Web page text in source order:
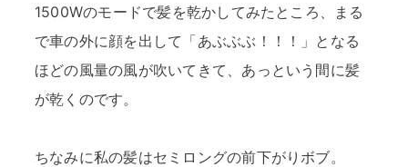
1500Wのモードで髪を乾かしてみたところ、まる
で車の外に顔を出して「あぶぶぶ！！！」となる
ほどの風量の風が吹いてきて、あっという間に髪
が乾くのです。
ちなみに私の髪はセミロングの前下がりボブ。